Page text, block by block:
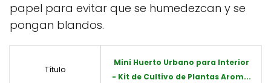
papel para evitar que se humedezcan y se
pongan blandos.
Título
Mini Huerto Urbano para Interior
- Kit de Cultivo de Plantas Arom...